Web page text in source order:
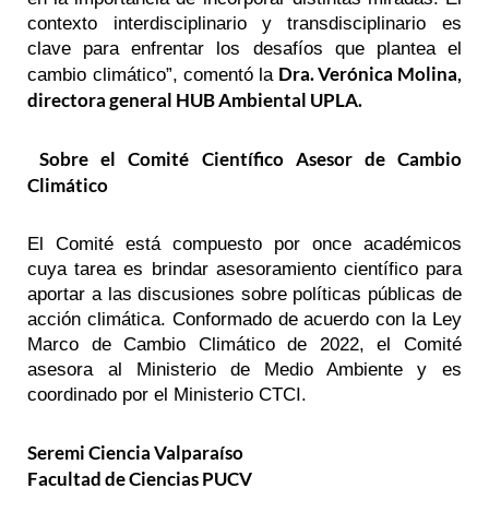
contexto interdisciplinario y transdisciplinario es
clave para enfrentar los desafíos que plantea el
cambio climático”, comentó la Dra. Verónica Molina,
directora general HUB Ambiental UPLA.
Sobre el Comité Científico Asesor de Cambio
Climático
El Comité está compuesto por once académicos
cuya tarea es brindar asesoramiento científico para
aportar a las discusiones sobre políticas públicas de
acción climática. Conformado de acuerdo con la Ley
Marco de Cambio Climático de 2022, el Comité
asesora al Ministerio de Medio Ambiente y es
coordinado por el Ministerio CTCI.
Seremi Ciencia Valparaíso
Facultad de Ciencias PUCV